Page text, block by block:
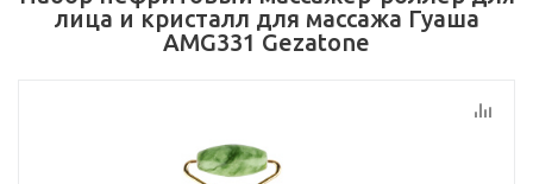
лица и кристалл для массажа Гуаша
AMG331 Gezatone